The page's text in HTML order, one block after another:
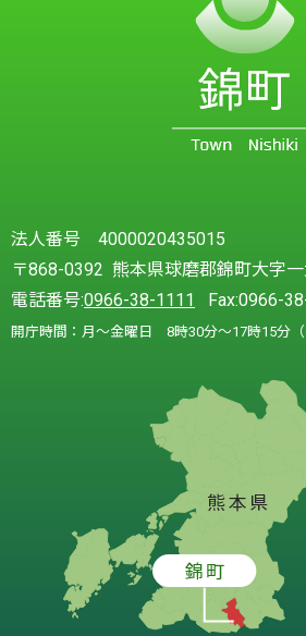
法人番号 4000020435015
〒868-0392 熊本県球磨郡錦町大字
電話番号:0966-38-1111 Fax:0966-
開庁時間：月～金曜日 8時30分～17時15分（